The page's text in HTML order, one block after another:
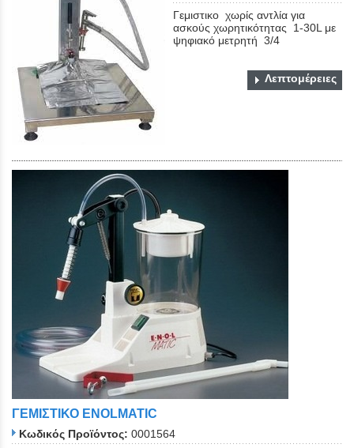
Γεμιστικο χωρίς αντλία για
ασκούς χωρητικότητας 1-30L με
ψηφιακό μετρητή 3/4
Λεπτομέρειες
ΓΕΜΙΣΤΙΚΟ ENOLMATIC
Κωδικός Προϊόντος: 0001564